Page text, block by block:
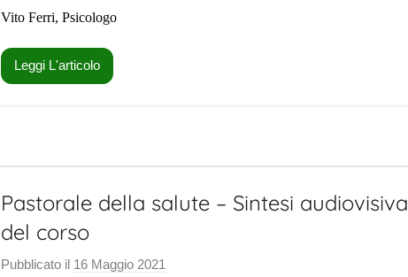
a
e
Vito Ferri, Psicologo
Leggi L'articolo
Pastorale della salute – Sintesi audiovisiva
del corso
Pubblicato il 16 Maggio 2021